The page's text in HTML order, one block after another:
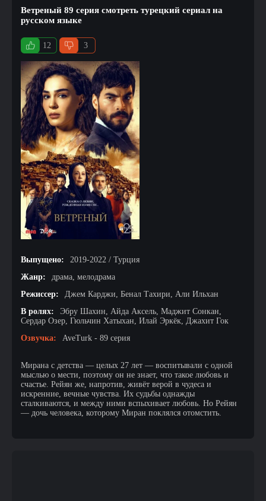
Ветреный 89 серия смотреть турецкий сериал на
русском языке
12 3
Выпущено:
2019-2022 / Турция
Жанр:
драма, мелодрама
Режиссер:
Джем Карджи, Бенал Тахири, Али Ильхан
В ролях:
Эбру Шахин, Айда Аксель, Маджит Сонкан,
Сердар Озер, Гюльчин Хатыхан, Илай Эркёк, Джахит Гок
Озвучка:
AveTurk - 89 серия
Мирана с детства — целых 27 лет — воспитывали с одной
мыслью о мести, поэтому он не знает, что такое любовь и
счастье. Рейян же, напротив, живёт верой в чудеса и
искренние, вечные чувства. Их судьбы однажды
сталкиваются, и между ними вспыхивает любовь. Но Рейян
— дочь человека, которому Миран поклялся отомстить.